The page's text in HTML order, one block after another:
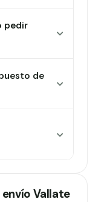
pedir
de
Vallate